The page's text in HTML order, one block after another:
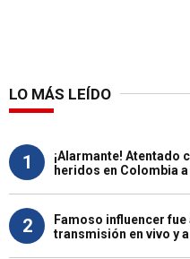
LO MÁS LEÍDO
1
¡Alarmante! Atentado
heridos en Colombia
2
Famoso influencer
transmisión en vivo y